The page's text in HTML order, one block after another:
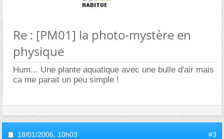
Re : [PM01] la photo-mystère en
physique
Hum... Une plante aquatique avec une bulle d'air mais
ca me parait un peu simple !
18/01/2006, 10h03 #3